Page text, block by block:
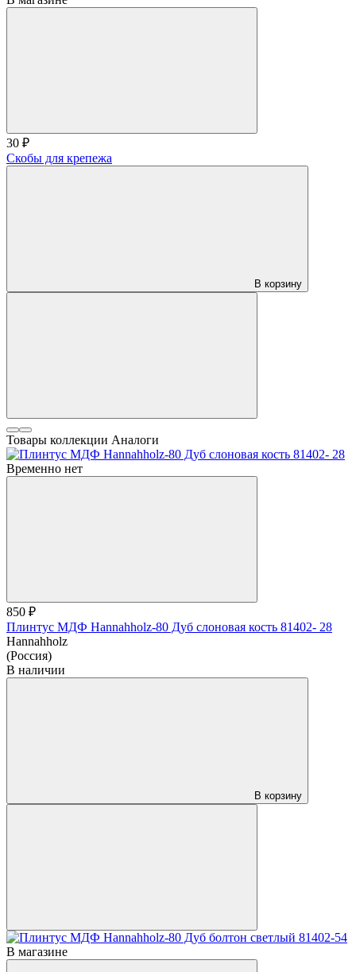
30 ₽
Скобы для крепежа
В корзину
Товары коллекции Аналоги
Временно нет
850 ₽
Плинтус МДФ Hannahholz-80 Дуб слоновая кость 81402- 28
Hannahholz
(Россия)
В наличии
В корзину
В магазине